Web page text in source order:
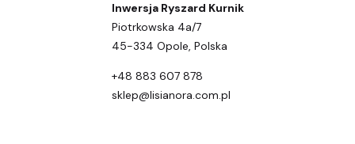
Inwersja Ryszard Kurnik
Piotrkowska 4a/7
45-334 Opole, Polska
+48 883 607 878
sklep@lisianora.com.pl